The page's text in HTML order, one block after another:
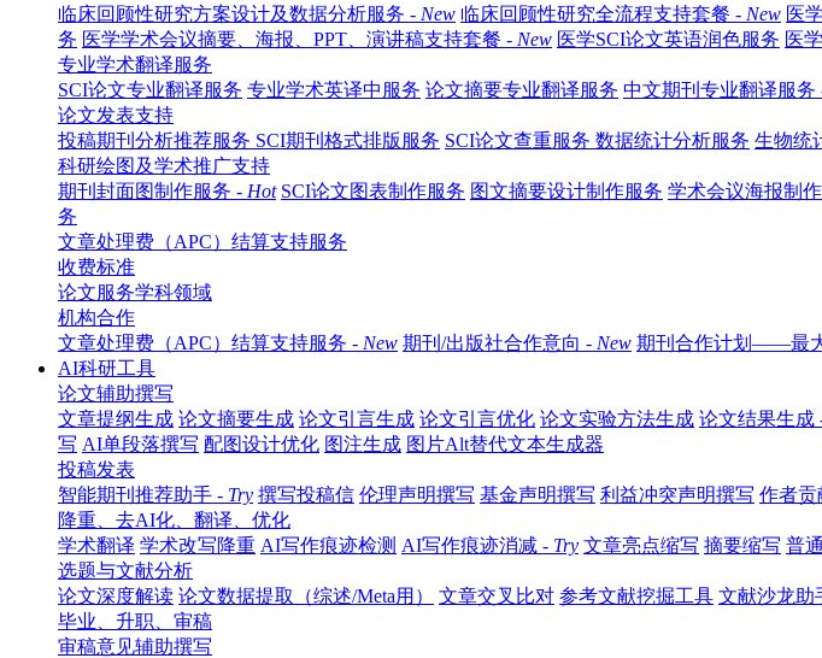
临床回顾性研究方案设计及数据分析服务 - New 临床回顾性研究全流程支持套餐 - New 医
务 医学学术会议摘要、海报、PPT、演讲稿支持套餐 - New 医学SCI论文英语润色服务 医
专业学术翻译服务
SCI论文专业翻译服务 专业学术英译中服务 论文摘要专业翻译服务 中文期刊专业翻译服务
论文发表支持
投稿期刊分析推荐服务 SCI期刊格式排版服务 SCI论文查重服务 数据统计分析服务 生物统
科研绘图及学术推广支持
期刊封面图制作服务 - Hot SCI论文图表制作服务 图文摘要设计制作服务 学术会议海报制
务
文章处理费（APC）结算支持服务
收费标准
论文服务学科领域
机构合作
文章处理费（APC）结算支持服务 - New 期刊/出版社合作意向 - New 期刊合作计划——最
AI科研工具
论文辅助撰写
文章提纲生成 论文摘要生成 论文引言生成 论文引言优化 论文实验方法生成 论文结果生成
写 AI单段落撰写 配图设计优化 图注生成 图片Alt替代文本生成器
投稿发表
智能期刊推荐助手 - Try 撰写投稿信 伦理声明撰写 基金声明撰写 利益冲突声明撰写 作者贡
降重、去AI化、翻译、优化
学术翻译 学术改写降重 AI写作痕迹检测 AI写作痕迹消减 - Try 文章亮点缩写 摘要缩写 普
选题与文献分析
论文深度解读 论文数据提取（综述/Meta用） 文章交叉比对 参考文献挖掘工具 文献沙龙助
毕业、升职、审稿
审稿意见辅助撰写